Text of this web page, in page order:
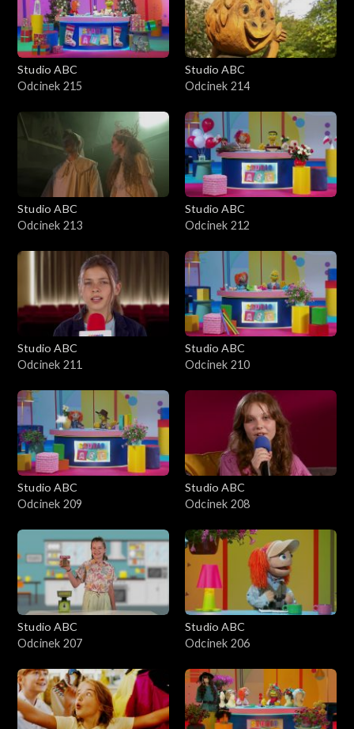
Studio ABC
Odcinek 215
Studio ABC
Odcinek 214
Studio ABC
Odcinek 213
Studio ABC
Odcinek 212
Studio ABC
Odcinek 211
Studio ABC
Odcinek 210
Studio ABC
Odcinek 209
Studio ABC
Odcinek 208
Studio ABC
Odcinek 207
Studio ABC
Odcinek 206